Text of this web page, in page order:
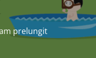
prelungit